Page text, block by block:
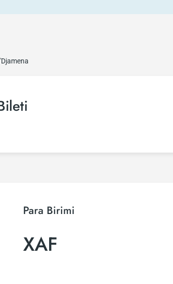
Para Birimi
XAF